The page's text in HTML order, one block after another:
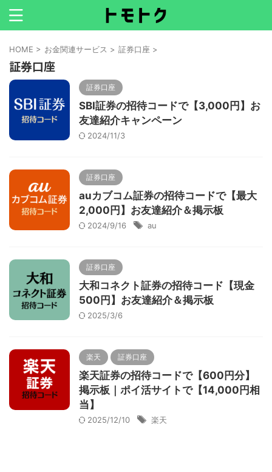
HOME > お金関連サービス > 証券口座 >
証券口座
証券口座
SBI証券の招待コードで【3,000円】お
友達紹介キャンペーン
2024/11/3
証券口座
auカブコム証券の招待コードで【最大
2,000円】お友達紹介＆掲示板
2024/9/16 au
証券口座
大和コネクト証券の招待コード【現金
500円】お友達紹介＆掲示板
2025/3/6
楽天 証券口座
楽天証券の招待コードで【600円分】
掲示板｜ポイ活サイトで【14,000円相
当】
2025/12/10 楽天